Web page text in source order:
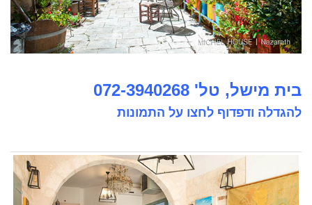
בית מישל, טל' 072-3940268
להגדלה ודפדוף לחצו על התמונות